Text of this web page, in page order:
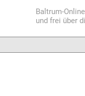
Baltrum-
und frei über